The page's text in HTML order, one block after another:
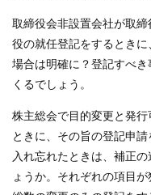
取締役会非設置会社が取
役の就任登記をするとき
場合は明確に？登記すべ
くるでしょう。
株主総会で目的変更と発
ときに、その旨の登記申
入れ忘れたときは、補正
ょうか。それぞれの項目